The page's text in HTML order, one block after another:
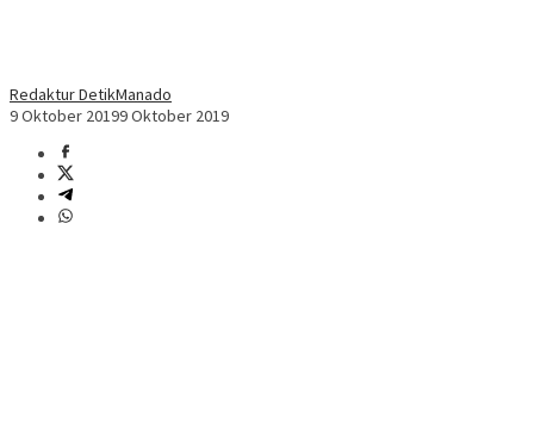
Redaktur DetikManado
9 Oktober 20199 Oktober 2019